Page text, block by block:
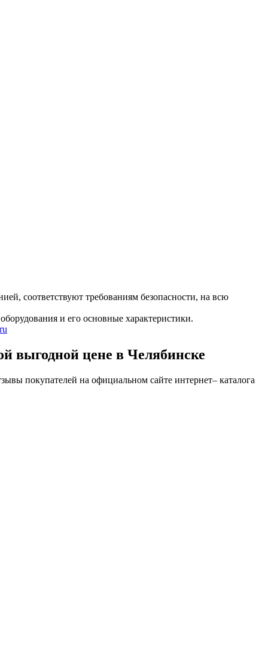
соответствуют требованиям безопасности, на всю
и его основные характеристики.
цене в Челябинске
на официальном сайте интернет– каталога